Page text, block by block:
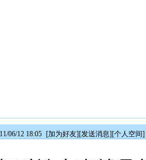
06/12 18:05 [加为好友][发送消息][个人空间]